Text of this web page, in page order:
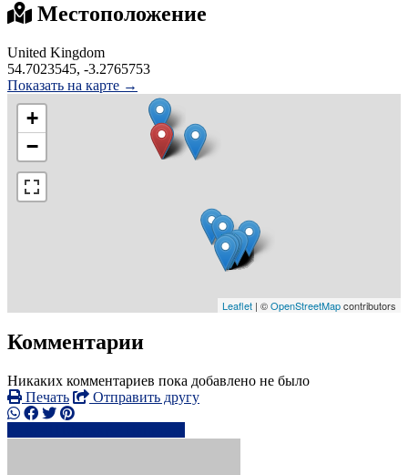
Местоположение
United Kingdom
54.7023545, -3.2765753
Показать на карте →
+
−
Leaflet | ©OpenStreetMapcontributors
Комментарии
Никаких комментариев пока добавлено не было
Печать
Отправить другу